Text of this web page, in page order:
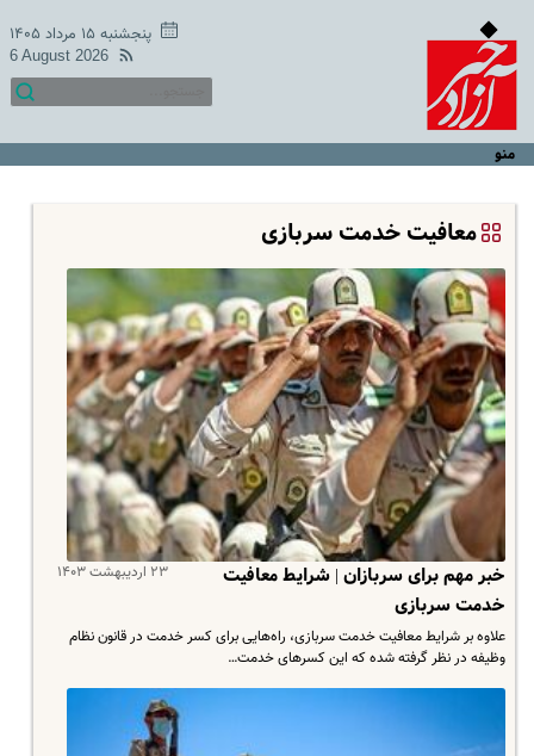
پنجشنبه ۱۵ مرداد ۱۴۰۵
6 August 2026
منو
معافیت ‌خدمت سربازی
۲۳ اردیبهشت ۱۴۰۳
خبر مهم برای سربازان | شرایط معافیت
خدمت سربازی
علاوه بر شرایط معافیت خدمت سربازی، راه‌هایی برای کسر خدمت در قانون نظام
وظیفه در نظر گرفته شده که این کسرهای خدمت…